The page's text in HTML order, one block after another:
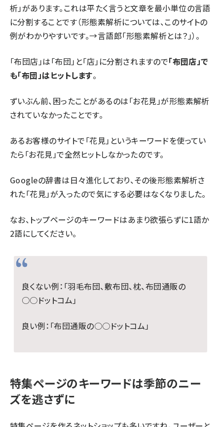
析」があります。これは平たく言うと文章を最小単位の言語
に分割することです（形態素解析については、このサイトの
例がわかりやすいです。→言語郎「形態素解析とは？」）。
「布団店」は「布団」と「店」に分割されますので「布団店」で
も「布団」はヒットします。
ずいぶん前、困ったことがあるのは「お花見」が形態素解析
されていなかったことです。
あるお客様のサイトで「花見」というキーワードを使ってい
たら「お花見」で全然ヒットしなかったのです。
Googleの辞書は日々進化しており、その後形態素解析さ
れた「花見」が入ったので気にする必要はなくなりました。
なお、トップページのキーワードはあまり欲張らずに1語か
2語にしてください。
良くない例：「羽毛布団、敷布団、枕、布団通販の
○○ドットコム」
良い例：「布団通販の○○ドットコム」
特集ページのキーワードは季節のニー
ズを逃さずに